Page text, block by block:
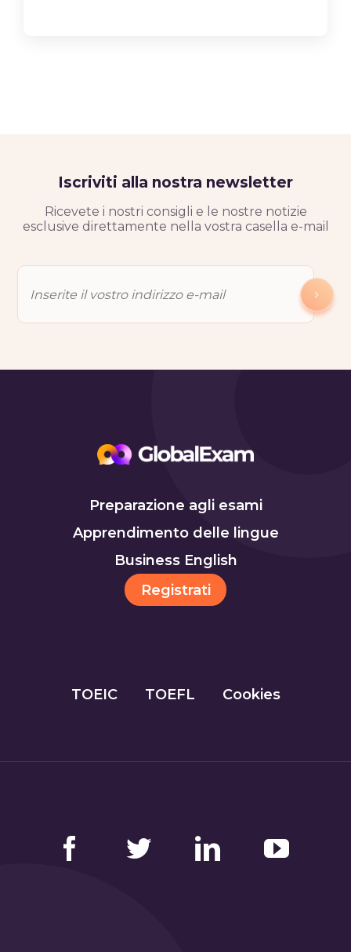
Iscriviti alla nostra newsletter
Ricevete i nostri consigli e le nostre notizie
esclusive direttamente nella vostra casella e-mail
Preparazione agli esami
Apprendimento delle lingue
Business English
Registrati
TOEIC TOEFL Cookies